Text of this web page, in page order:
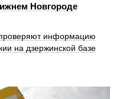
Новгороде
информацию
на дзержинской базе